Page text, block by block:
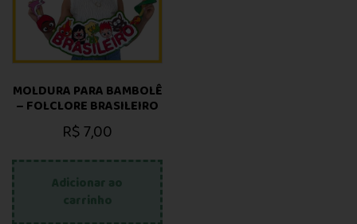
MOLDURA PARA BAMBOLÊ
– FOLCLORE BRASILEIRO
R$7,00
Adicionar ao
carrinho